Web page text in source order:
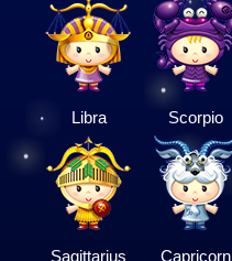
Libra Scorpio
Sagittarius Capricorn